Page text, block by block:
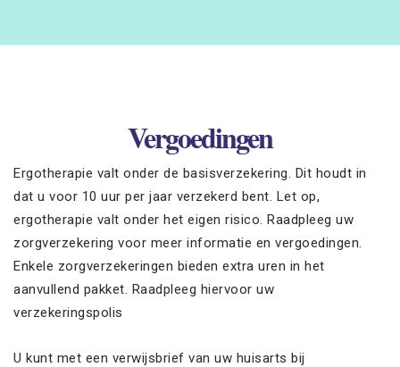
Vergoedingen
Ergotherapie valt onder de basisverzekering. Dit houdt in
dat u voor 10 uur per jaar verzekerd bent. Let op,
ergotherapie valt onder het eigen risico. Raadpleeg uw
zorgverzekering voor meer informatie en vergoedingen.
Enkele zorgverzekeringen bieden extra uren in het
aanvullend pakket. Raadpleeg hiervoor uw
verzekeringspolis
U kunt met een verwijsbrief van uw huisarts bij